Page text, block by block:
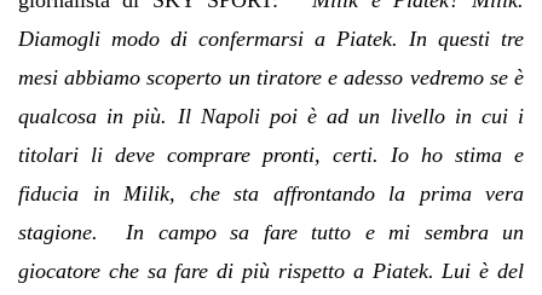
Diamogli modo di confermarsi a Piatek. In questi tre
mesi abbiamo scoperto un tiratore e adesso vedremo se è
qualcosa in più. Il Napoli poi è ad un livello in cui i
titolari li deve comprare pronti, certi. Io ho stima e
fiducia in Milik, che sta affrontando la prima vera
stagione. In campo sa fare tutto e mi sembra un
giocatore che sa fare di più rispetto a Piatek. Lui è del